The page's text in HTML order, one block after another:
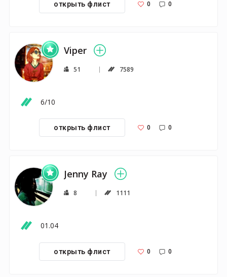
открыть флист 0 0
Viper
51 7589
6/10
открыть флист 0 0
Jenny Ray
8 1111
01.04
открыть флист 0 0